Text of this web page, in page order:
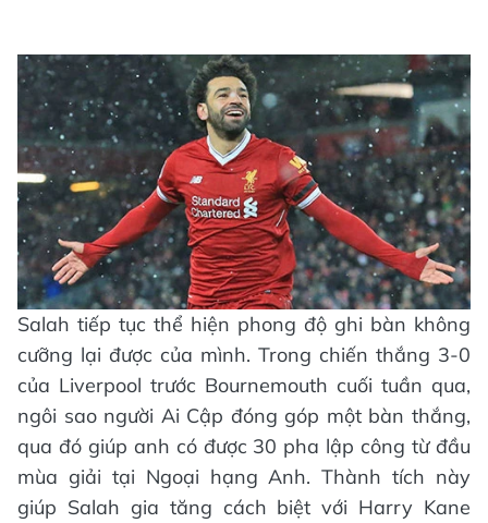
Salah tiếp tục thể hiện phong độ ghi bàn không
cưỡng lại được của mình. Trong chiến thắng 3-0
của Liverpool trước Bournemouth cuối tuần qua,
ngôi sao người Ai Cập đóng góp một bàn thắng,
qua đó giúp anh có được 30 pha lập công từ đầu
mùa giải tại Ngoại hạng Anh. Thành tích này
giúp Salah gia tăng cách biệt với Harry Kane